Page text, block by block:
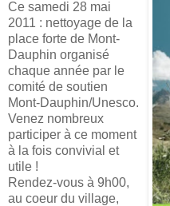
Ce samedi 28 mai
2011 : nettoyage de la
place forte de Mont-
Dauphin organisé
chaque année par le
comité de soutien
Mont-Dauphin/Unesco.
Venez nombreux
participer à ce moment
à la fois convivial et
utile !
Rendez-vous à 9h00,
au coeur du village,